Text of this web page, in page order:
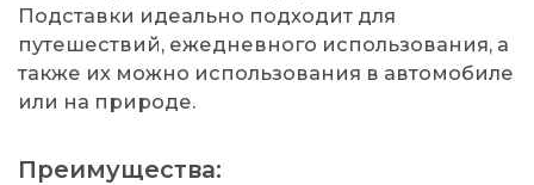
Подставки идеально подходит для
путешествий, ежедневного использования, а
также их можно использования в автомобиле
или на природе.
Преимущества: